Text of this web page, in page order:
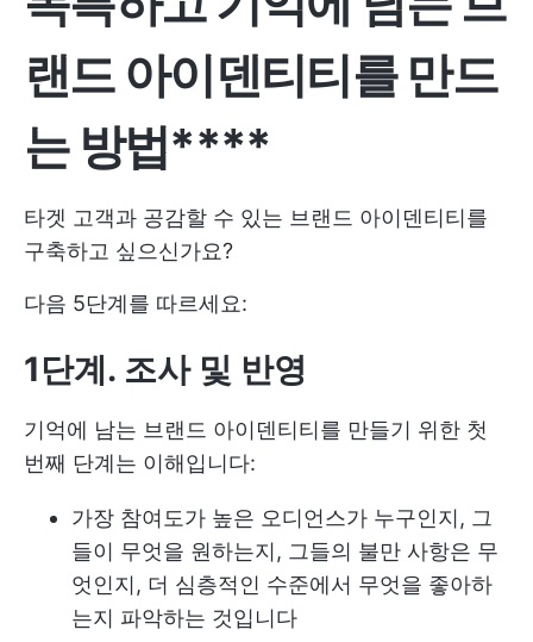
랜드 아이덴티티를 만드
는 방법****
타겟 고객과 공감할 수 있는 브랜드 아이덴티티를
구축하고 싶으신가요?
다음 5단계를 따르세요:
1단계. 조사 및 반영
기억에 남는 브랜드 아이덴티티를 만들기 위한 첫
번째 단계는 이해입니다:
가장 참여도가 높은 오디언스가 누구인지, 그
들이 무엇을 원하는지, 그들의 불만 사항은 무
엇인지, 더 심층적인 수준에서 무엇을 좋아하
는지 파악하는 것입니다